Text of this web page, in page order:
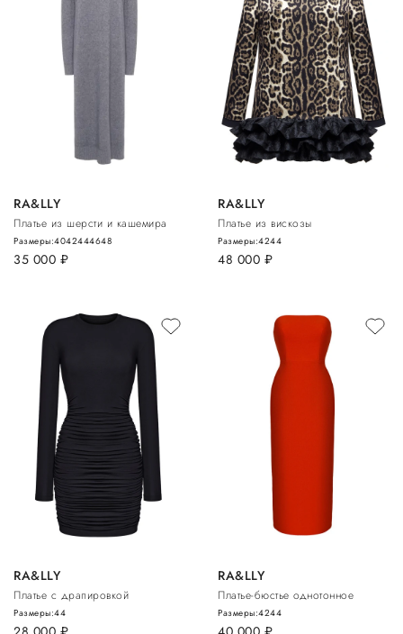
RA&LLY
Платье из шерсти и кашемира
35 000 руб.
Размеры:4042444648
RA&LLY
Платье из вискозы
48 000 руб.
Размеры:4244
RA&LLY
Платье с драпировкой
Размеры:44
RA&LLY
Платье-бюстье однотонное
Размеры:4244